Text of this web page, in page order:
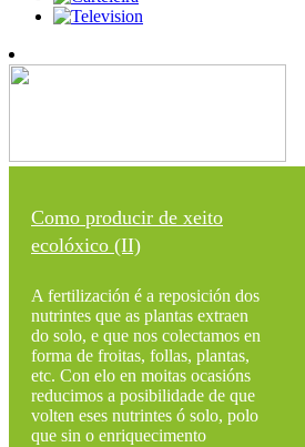
Como producir de xeito
ecolóxico (II)
A fertilización é a reposición dos
nutrintes que as plantas extraen
do solo, e que nos colectamos en
forma de froitas, follas, plantas,
etc. Con elo en moitas ocasións
reducimos a posibilidade de que
volten eses nutrintes ó solo, polo
que sin o enriquecimento